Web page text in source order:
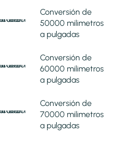
Conversión de
50000 milimetros
a pulgadas
Conversión de
60000 milimetros
a pulgadas
Conversión de
70000 milimetros
a pulgadas